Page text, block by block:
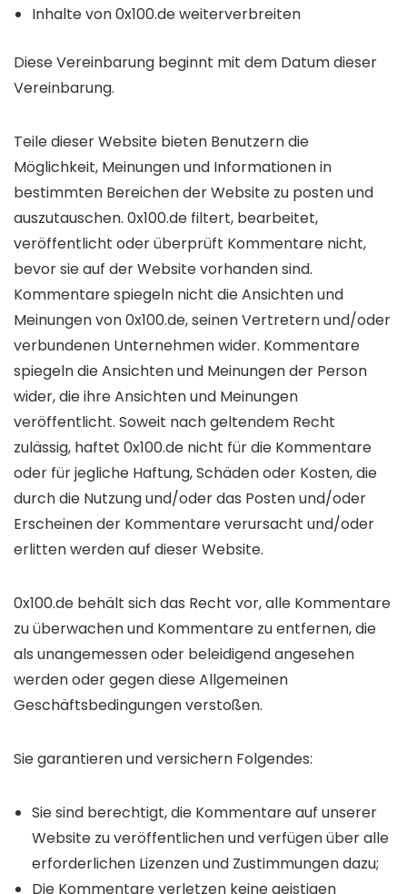
Inhalte von 0x100.de weiterverbreiten
Diese Vereinbarung beginnt mit dem Datum dieser
Vereinbarung.
Teile dieser Website bieten Benutzern die
Möglichkeit, Meinungen und Informationen in
bestimmten Bereichen der Website zu posten und
auszutauschen. 0x100.de filtert, bearbeitet,
veröffentlicht oder überprüft Kommentare nicht,
bevor sie auf der Website vorhanden sind.
Kommentare spiegeln nicht die Ansichten und
Meinungen von 0x100.de, seinen Vertretern und/oder
verbundenen Unternehmen wider. Kommentare
spiegeln die Ansichten und Meinungen der Person
wider, die ihre Ansichten und Meinungen
veröffentlicht. Soweit nach geltendem Recht
zulässig, haftet 0x100.de nicht für die Kommentare
oder für jegliche Haftung, Schäden oder Kosten, die
durch die Nutzung und/oder das Posten und/oder
Erscheinen der Kommentare verursacht und/oder
erlitten werden auf dieser Website.
0x100.de behält sich das Recht vor, alle Kommentare
zu überwachen und Kommentare zu entfernen, die
als unangemessen oder beleidigend angesehen
werden oder gegen diese Allgemeinen
Geschäftsbedingungen verstoßen.
Sie garantieren und versichern Folgendes:
Sie sind berechtigt, die Kommentare auf unserer
Website zu veröffentlichen und verfügen über alle
erforderlichen Lizenzen und Zustimmungen dazu;
Die Kommentare verletzen keine geistigen